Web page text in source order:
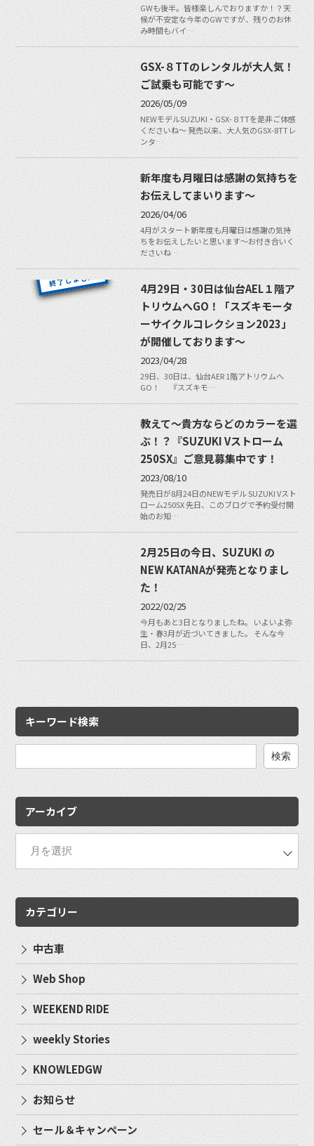
GWも後半。皆様楽しんでおりますか！？天
候が不安定な今年のGWですが、残りのお休
み時間もバイ…
GSX-８TTのレンタルが大人気！
ご試乗も可能です〜
2026/05/09
NEWモデルSUZUKI・GSX-８TTを是非ご体感
くださいね〜 発売以来、大人気のGSX-8TTレ
ンタ…
新年度も月曜日は感謝の気持ちを
お伝えしてまいります〜
2026/04/06
4月がスタート新年度も月曜日は感謝の気持
ちをお伝えしたいと思います〜お付き合いく
ださいね…
4月29日・30日は仙台AEL１階ア
トリウムへGO！「スズキモータ
ーサイクルコレクション2023」
が開催しております〜
2023/04/28
29日、30日は、仙台AER 1階アトリウムへ
GO！ 『スズキモ…
教えて〜貴方ならどのカラーを選
ぶ！？『SUZUKI Vストローム
250SX』ご意見募集中です！
2023/08/10
発売日が8月24日のNEWモデル SUZUKI Vスト
ローム250SX 先日、このブログで予約受付開
始のお知…
2月25日の今日、SUZUKI の
NEW KATANAが発売となりまし
た！
2022/02/25
今月もあと3日となりましたね。 いよいよ弥
生・春3月が近づいてきました。 そんな今
日、2月25…
キーワード検索
アーカイブ
カテゴリー
中古車
Web Shop
WEEKEND RIDE
weekly Stories
KNOWLEDGW
お知らせ
セール＆キャンペーン